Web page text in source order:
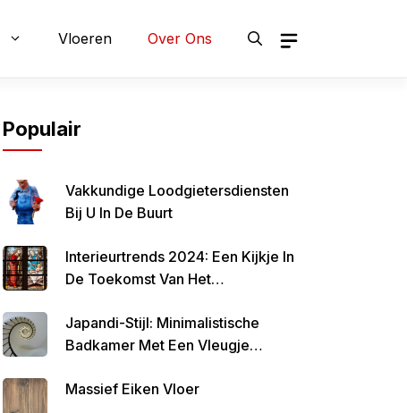
Vloeren Over Ons
Populair
Vakkundige Loodgietersdiensten
Bij U In De Buurt
Interieurtrends 2024: Een Kijkje In
De Toekomst Van Het
Japandi-Stijl: Minimalistische
Badkamer Met Een Vleugje
Massief Eiken Vloer